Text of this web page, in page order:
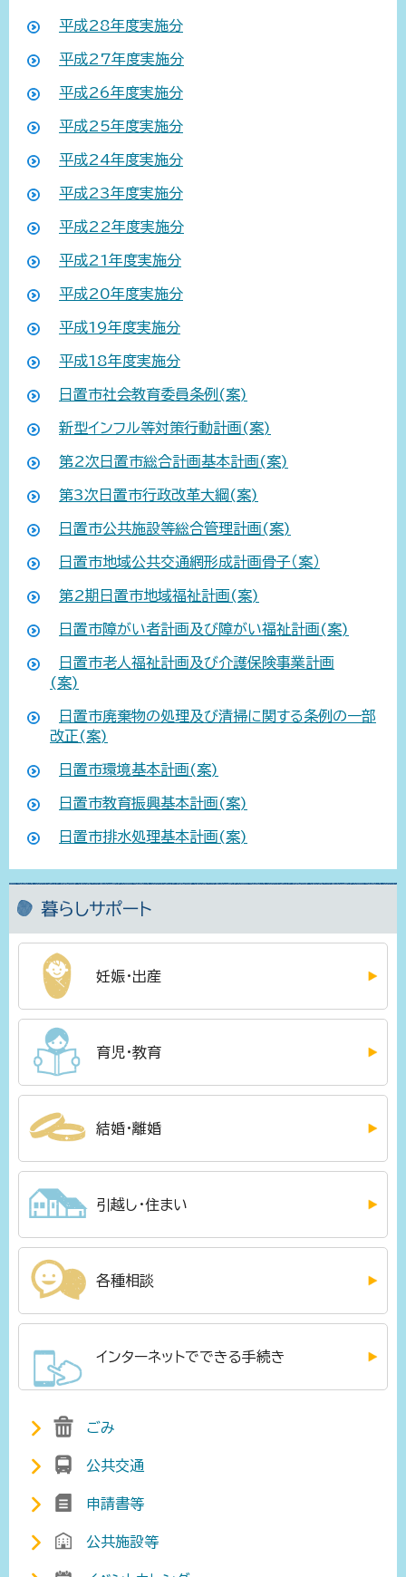
平成28年度実施分
平成27年度実施分
平成26年度実施分
平成25年度実施分
平成24年度実施分
平成23年度実施分
平成22年度実施分
平成21年度実施分
平成20年度実施分
平成19年度実施分
平成18年度実施分
日置市社会教育委員条例(案)
新型インフル等対策行動計画(案)
第2次日置市総合計画基本計画(案)
第3次日置市行政改革大綱(案)
日置市公共施設等総合管理計画(案)
日置市地域公共交通網形成計画骨子（案）
第2期日置市地域福祉計画(案)
日置市障がい者計画及び障がい福祉計画(案)
日置市老人福祉計画及び介護保険事業計画
(案)
日置市廃棄物の処理及び清掃に関する条例の一部
改正(案)
日置市環境基本計画(案)
日置市教育振興基本計画(案)
日置市排水処理基本計画(案)
暮らしサポート
妊娠・出産
育児・教育
結婚・離婚
引越し・住まい
各種相談
インターネットでできる手続き
ごみ
公共交通
申請書等
公共施設等